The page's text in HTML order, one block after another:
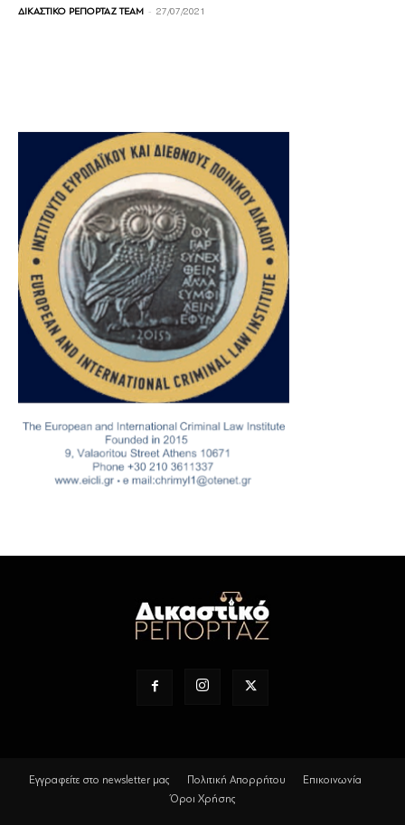
ΔΙΚΑΣΤΙΚΟ ΡΕΠΟΡΤΑΖ TEAM - 27/07/2021
Εγγραφείτε στο newsletter μας Πολιτική Απορρήτου
Επικοινωνία
Όροι Χρήσης